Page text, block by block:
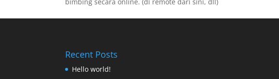
Recent Posts
Hello world!